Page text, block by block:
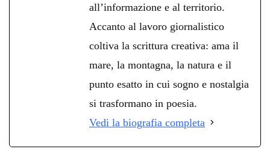
all’informazione e al territorio.
Accanto al lavoro giornalistico
coltiva la scrittura creativa: ama il
mare, la montagna, la natura e il
punto esatto in cui sogno e nostalgia
si trasformano in poesia.
Vedi la biografia completa